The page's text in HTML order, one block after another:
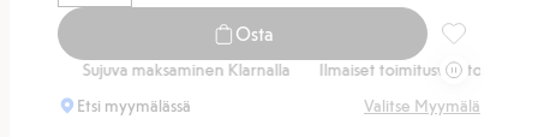
Osta
Sujuva maksaminen Klarnalla Ilmaiset toimitusvaihtoehdot
Etsi myymälässä
Valitse Myymälä